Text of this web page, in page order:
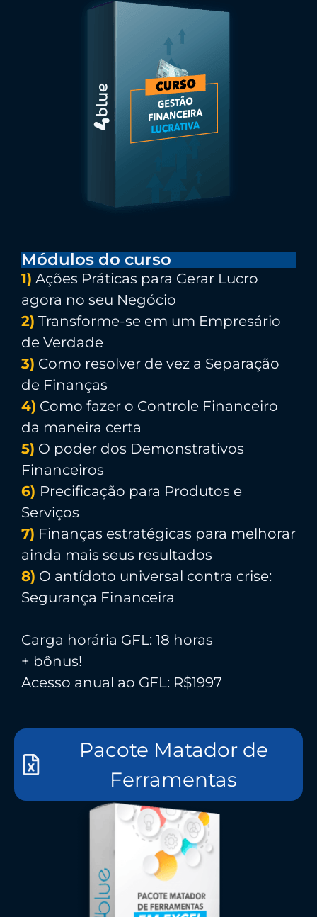
Módulos do curso
1) Ações Práticas para Gerar Lucro
agora no seu Negócio
2) Transforme-se em um Empresário
de Verdade
3) Como resolver de vez a Separação
de Finanças
4) Como fazer o Controle Financeiro
da maneira certa
5) O poder dos Demonstrativos
Financeiros
6) Precificação para Produtos e
Serviços
7) Finanças estratégicas para melhorar
ainda mais seus resultados
8) O antídoto universal contra crise:
Segurança Financeira
Carga horária GFL: 18 horas
+ bônus!
Acesso anual ao GFL: R$1997
Pacote Matador de
Ferramentas